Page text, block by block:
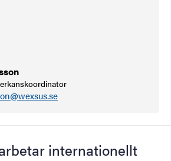
internationellt